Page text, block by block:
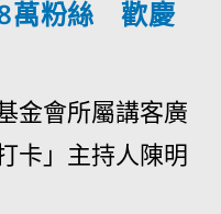
萬粉絲 歡慶
金會所屬講客廣
卡」主持人陳明